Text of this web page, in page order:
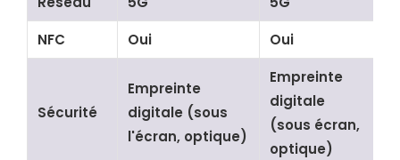
NFC
Oui Oui
Sécurité
Empreinte
digitale (sous
l'écran, optique)
Empreinte
digitale
(sous écran,
optique)